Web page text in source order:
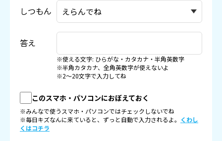
しつもん
答え
※使える文字: ひらがな・カタカナ・半角英数字
※半角カタカナ、全角英数字が使えないよ
※2〜20文字で入力してね
このスマホ・パソコンにおぼえておく
※みんなで使うスマホ・パソコンではチェックしないでね
※毎日キズなんに来ていると、ずっと自動で入力されるよ。 くわし
くはコチラ